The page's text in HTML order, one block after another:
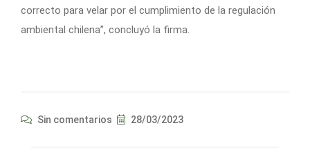
correcto para velar por el cumplimiento de la regulación
ambiental chilena”, concluyó la firma.
Sin comentarios 28/03/2023